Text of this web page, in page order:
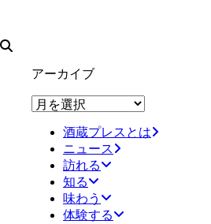
アーカイブ
ア
酒蔵プレスとは
ニュース
訪れる
知る
味わう
体験する